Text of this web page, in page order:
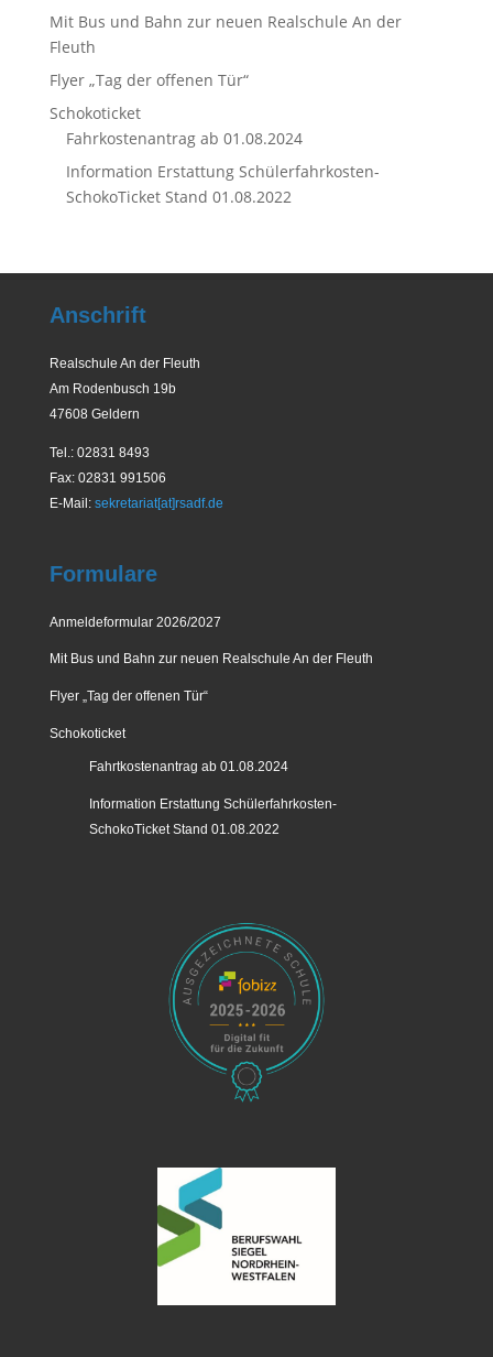
Mit Bus und Bahn zur neuen Realschule An der
Fleuth
Flyer „Tag der offenen Tür“
Schokoticket
Fahrkostenantrag ab 01.08.2024
Information Erstattung Schülerfahrkosten-
SchokoTicket Stand 01.08.2022
Anschrift
Realschule An der Fleuth
Am Rodenbusch 19b
47608 Geldern
Tel.: 02831 8493
Fax: 02831 991506
E-Mail: sekretariat[at]rsadf.de
Formulare
Anmeldeformular 2026/2027
Mit Bus und Bahn zur neuen Realschule An der Fleuth
Flyer „Tag der offenen Tür“
Schokoticket
Fahrtkostenantrag ab 01.08.2024
Information Erstattung Schülerfahrkosten-
SchokoTicket Stand 01.08.2022